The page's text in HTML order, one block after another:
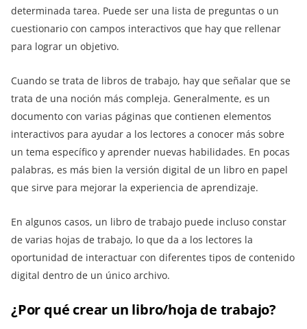
determinada tarea. Puede ser una lista de preguntas o un
cuestionario con campos interactivos que hay que rellenar
para lograr un objetivo.
Cuando se trata de libros de trabajo, hay que señalar que se
trata de una noción más compleja. Generalmente, es un
documento con varias páginas que contienen elementos
interactivos para ayudar a los lectores a conocer más sobre
un tema específico y aprender nuevas habilidades. En pocas
palabras, es más bien la versión digital de un libro en papel
que sirve para mejorar la experiencia de aprendizaje.
En algunos casos, un libro de trabajo puede incluso constar
de varias hojas de trabajo, lo que da a los lectores la
oportunidad de interactuar con diferentes tipos de contenido
digital dentro de un único archivo.
¿Por qué crear un libro/hoja de trabajo?